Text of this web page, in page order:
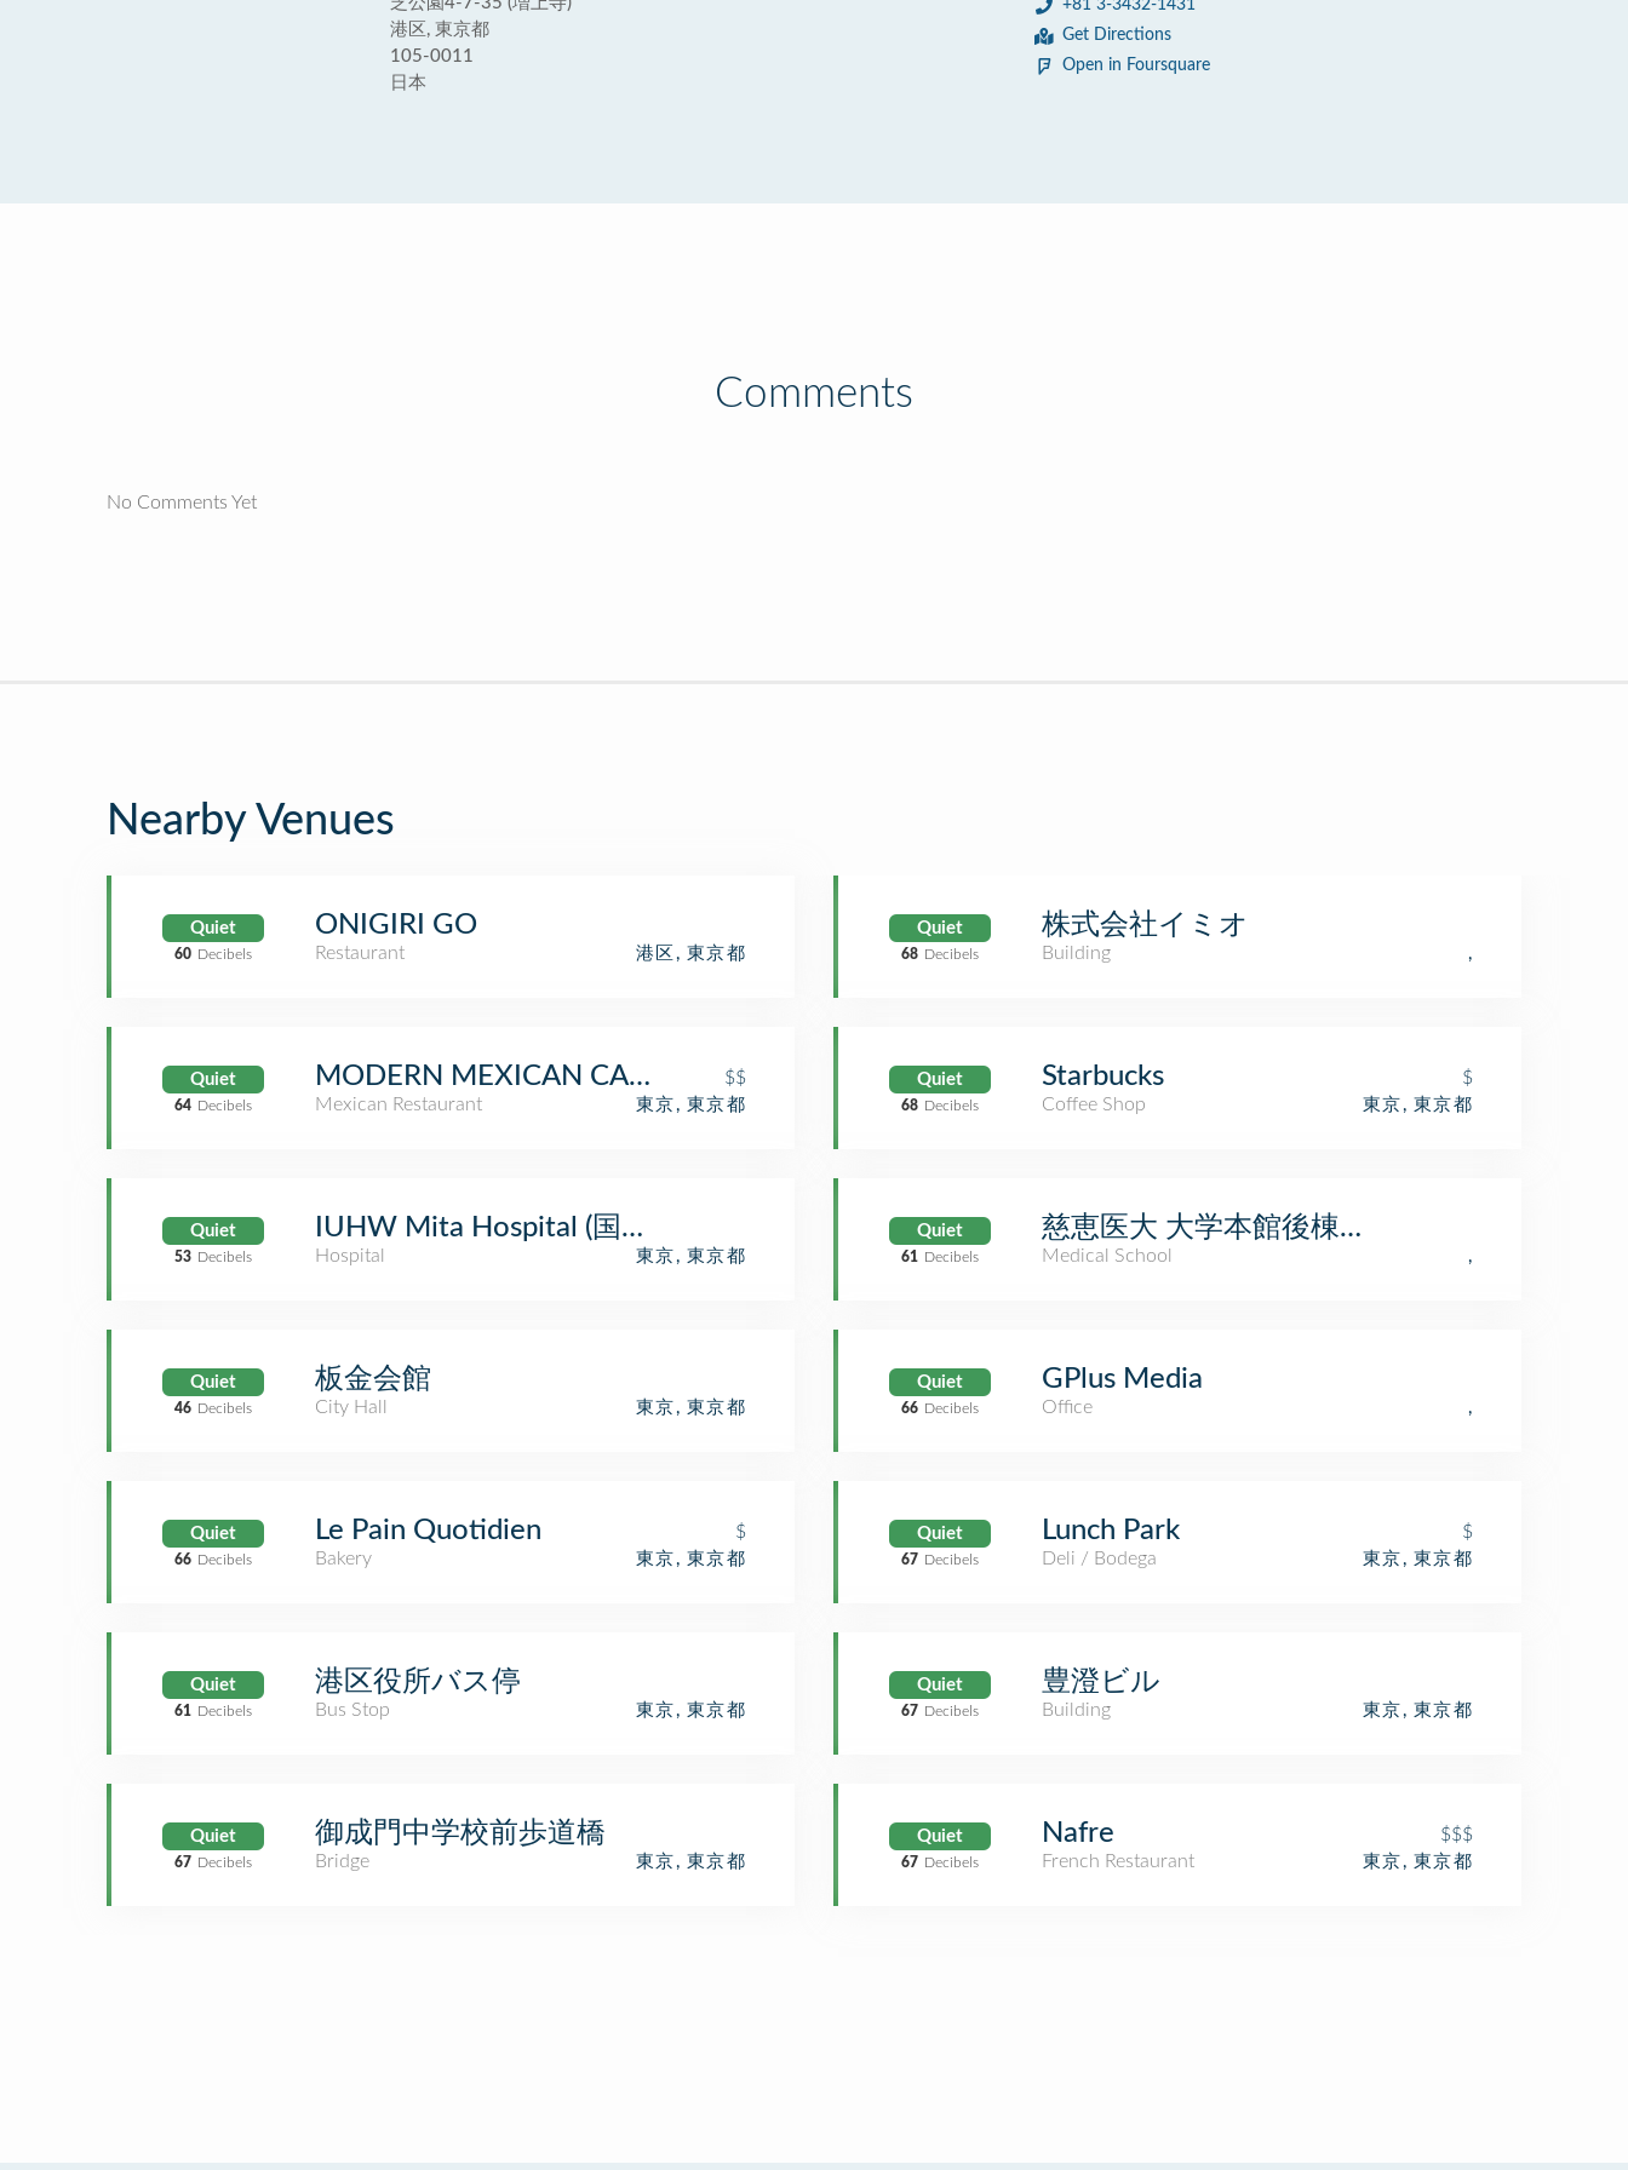
港区, 東京都
105-0011
日本
+81 3-3432-1431
Get Directions
Open in Foursquare
Comments
No Comments Yet
Nearby Venues
Quiet
60 Decibels
ONIGIRI GO
Restaurant 港区, 東京都
Quiet
64 Decibels
MODERN MEXICAN CABOS
$$
Mexican Restaurant
東京, 東京都
Quiet
53 Decibels
IUHW Mita Hospital (国際医療福祉大学 三田病院)
Hospital 東京, 東京都
Quiet
46 Decibels
板金会館
City Hall 東京, 東京都
Quiet
66 Decibels
Le Pain Quotidien
$
Bakery
東京, 東京都
Quiet
61 Decibels
港区役所バス停
Bus Stop 東京, 東京都
Quiet
67 Decibels
御成門中学校前歩道橋
Bridge 東京, 東京都
Quiet
68 Decibels
株式会社イミオ
Building ,
Quiet
68 Decibels
Starbucks
$
Coffee Shop
東京, 東京都
Quiet
61 Decibels
慈恵医大 大学本館後棟西部3階講堂
Medical School ,
Quiet
66 Decibels
GPlus Media
Office ,
Quiet
67 Decibels
Lunch Park
$
Deli / Bodega
東京, 東京都
Quiet
67 Decibels
豊澄ビル
Building 東京, 東京都
Quiet
67 Decibels
Nafre
$$$
French Restaurant
東京, 東京都